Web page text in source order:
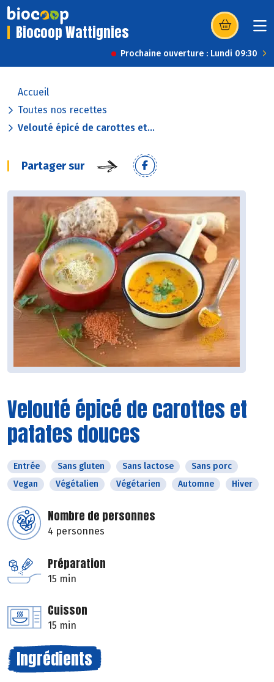
Biocoop Wattignies (s’ouvre dans
Prochaine ouverture : Lundi 09:30
Accueil
Toutes nos recettes
Velouté épicé de carottes et...
Partager sur
Velouté épicé de carottes et
patates douces
Entrée Sans gluten Sans lactose
Sans porc
Vegan
Végétalien Végétarien Automne Hiver
Nombre de personnes
4 personnes
Préparation
15 min
Cuisson
15 min
Ingrédients